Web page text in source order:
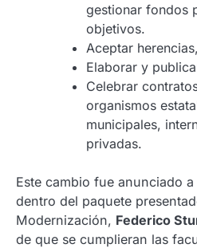
gestionar fondos
objetivos.
Aceptar
Elaborar y
Celebrar
organismos
municipales,
privadas.
Este cambio fue anunciado
dentro del paquete
Modernización, Federico
de que se cumplieran las